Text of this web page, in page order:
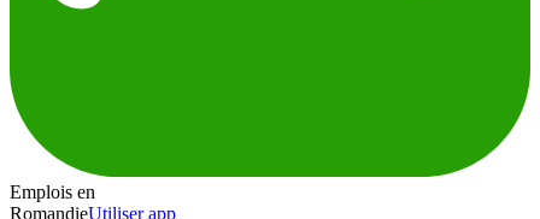
Emplois en
RomandieUtiliser app